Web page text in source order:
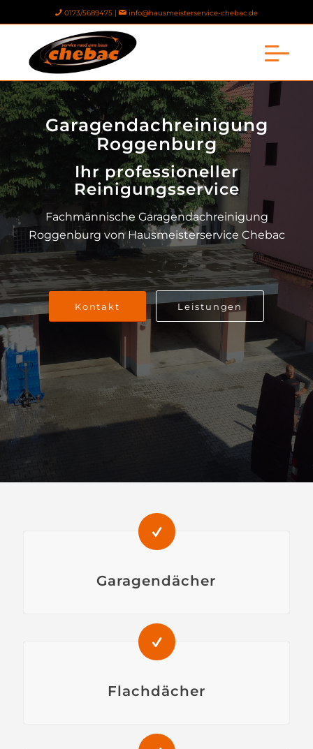
0173/5689475 | info@hausmeisterservice-chebac.de
Garagendachreinigung
Roggenburg
Ihr professioneller
Reinigungsservice
Fachmännische Garagendachreinigung
Roggenburg von Hausmeisterservice Chebac
Kontakt Leistungen
Garagendächer
Flachdächer